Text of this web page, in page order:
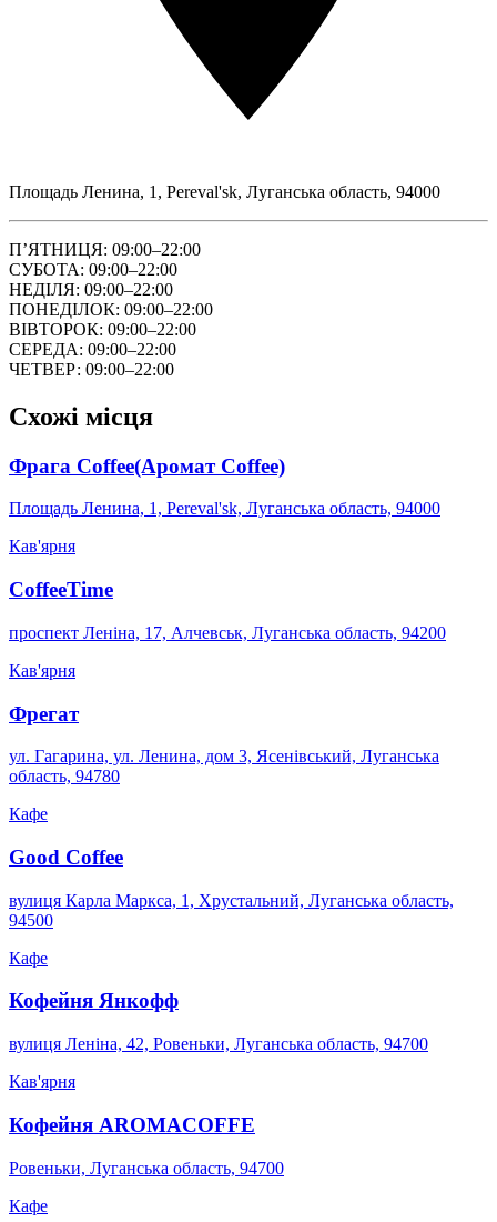
Площадь Ленина, 1, Pereval'sk, Луганська область, 94000
ПʼЯТНИЦЯ: 09:00–22:00
СУБОТА: 09:00–22:00
НЕДІЛЯ: 09:00–22:00
ПОНЕДІЛОК: 09:00–22:00
ВІВТОРОК: 09:00–22:00
СЕРЕДА: 09:00–22:00
ЧЕТВЕР: 09:00–22:00
Схожі місця
Фрага Coffee(Аромат Coffee)
Площадь Ленина, 1, Pereval'sk, Луганська область, 94000
Кав'ярня
CoffeeTime
проспект Леніна, 17, Алчевськ, Луганська область, 94200
Кав'ярня
Фрегат
ул. Гагарина, ул. Ленина, дом 3, Ясенівський, Луганська
область, 94780
Кафе
Good Coffee
вулиця Карла Маркса, 1, Хрустальний, Луганська область,
94500
Кафе
Кофейня Янкофф
вулиця Леніна, 42, Ровеньки, Луганська область, 94700
Кав'ярня
Кофейня AROMACOFFE
Ровеньки, Луганська область, 94700
Кафе